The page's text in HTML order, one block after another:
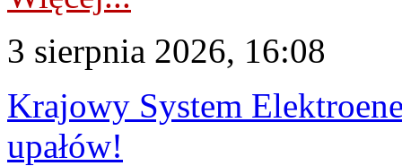
3 sierpnia 2026, 16:08
Krajowy System
upałów!